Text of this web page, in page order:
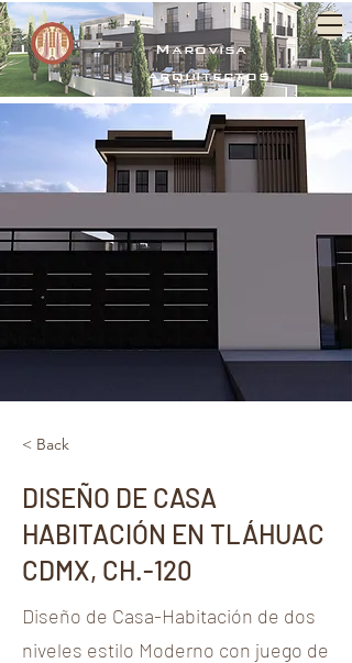
Marovisa
arquitectos
< Back
DISEÑO DE CASA
HABITACIÓN EN TLÁHUAC
CDMX, CH.-120
Diseño de Casa-Habitación de dos
niveles estilo Moderno con juego de